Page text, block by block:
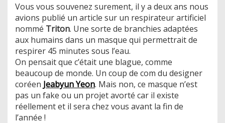
Vous vous souvenez surement, il y a deux ans nous
avions publié un article sur un respirateur artificiel
nommé Triton. Une sorte de branchies adaptées
aux humains dans un masque qui permettrait de
respirer 45 minutes sous l’eau.
On pensait que c’était une blague, comme
beaucoup de monde. Un coup de com du designer
coréen Jeabyun Yeon. Mais non, ce masque n’est
pas un fake ou un projet avorté car il existe
réellement et il sera chez vous avant la fin de
l’année !